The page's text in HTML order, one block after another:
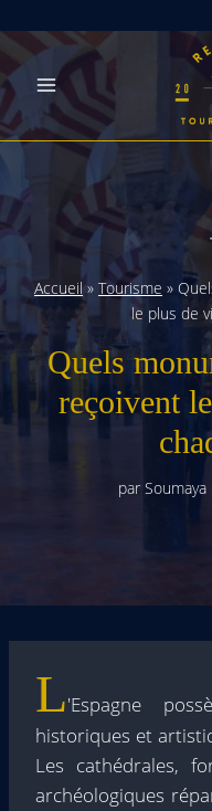
Skip
to
content
Accueil » Tourisme »
le plus de
Quels
reçoivent
par Soumaya
L'Espagne
historiques et
Les cathédrales,
archéologiques